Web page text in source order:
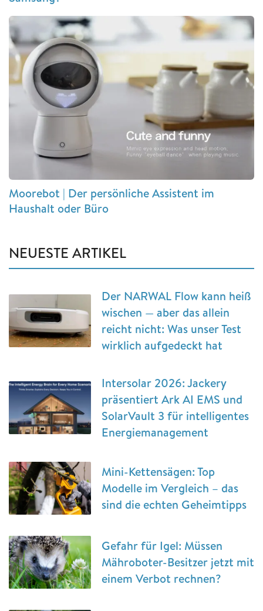
Moorebot | Der persönliche Assistent im
Haushalt oder Büro
NEUESTE ARTIKEL
Der NARWAL Flow kann heiß
wischen — aber das allein
reicht nicht: Was unser Test
wirklich aufgedeckt hat
Intersolar 2026: Jackery
präsentiert Ark AI EMS und
SolarVault 3 für intelligentes
Energiemanagement
Mini-Kettensägen: Top
Modelle im Vergleich – das
sind die echten Geheimtipps
Gefahr für Igel: Müssen
Mähroboter-Besitzer jetzt mit
einem Verbot rechnen?